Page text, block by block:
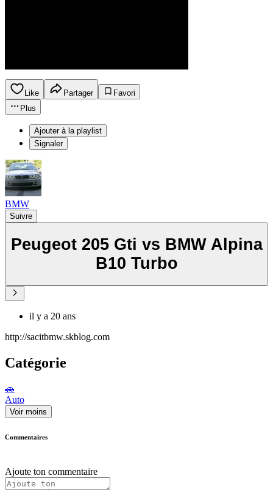
Like Partager
Favori
Plus
Ajouter à la playlist
Signaler
BMW
Suivre
Peugeot 205 Gti vs BMW Alpina
B10 Turbo
il y a 20 ans
http://sacitbmw.skblog.com
Catégorie
🚗
Auto
Voir moins
Commentaires
Ajoute ton commentaire